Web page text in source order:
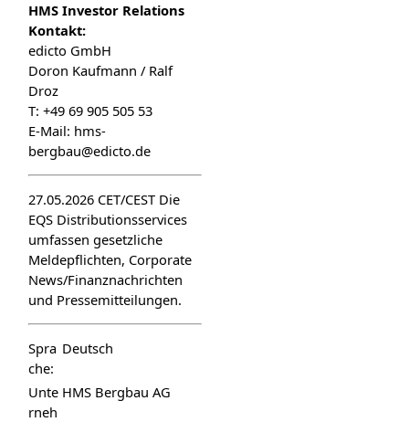
HMS Investor Relations
Kontakt:
edicto GmbH
Doron Kaufmann / Ralf
Droz
T: +49 69 905 505 53
E-Mail: hms-
bergbau@edicto.de
27.05.2026 CET/CEST Die
EQS Distributionsservices
umfassen gesetzliche
Meldepflichten, Corporate
News/Finanznachrichten
und Pressemitteilungen.
Spra
che:
Deutsch
Unte
rneh
HMS Bergbau AG